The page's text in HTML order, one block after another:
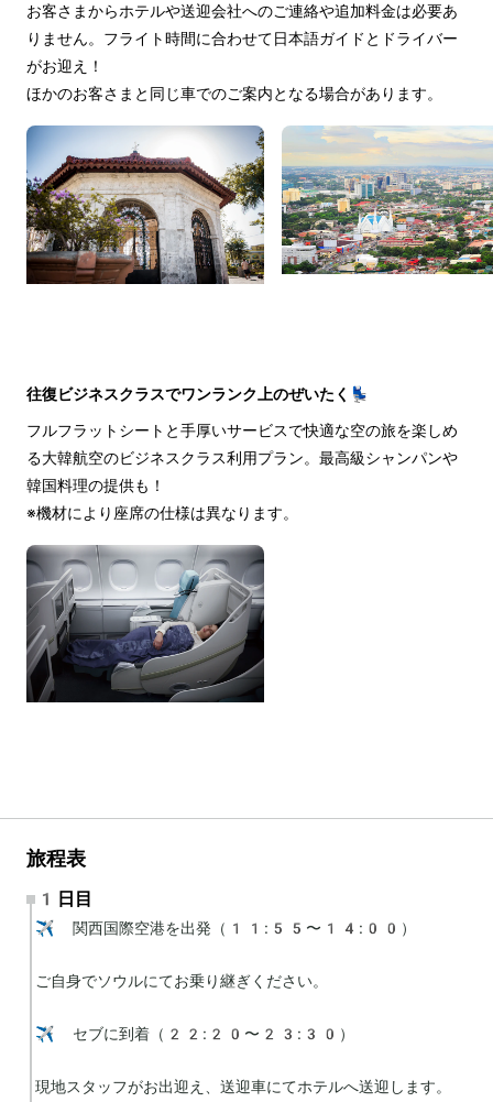
お客さまからホテルや送迎会社へのご連絡や追加料金は必要あ
りません。フライト時間に合わせて日本語ガイドとドライバー
がお迎え！
ほかのお客さまと同じ車でのご案内となる場合があります。
往復ビジネスクラスでワンランク上のぜいたく💺
フルフラットシートと手厚いサービスで快適な空の旅を楽しめ
る大韓航空のビジネスクラス利用プラン。最高級シャンパンや
韓国料理の提供も！
※機材により座席の仕様は異なります。
旅程表
1日目
✈️ 関西国際空港を出発（11:55〜14:00）
ご自身でソウルにてお乗り継ぎください。
✈️ セブに到着（22:20〜23:30）
現地スタッフがお出迎え、送迎車にてホテルへ送迎します。